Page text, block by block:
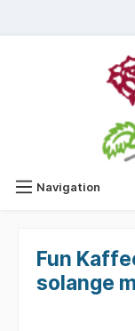
Navigation
Fun
solange